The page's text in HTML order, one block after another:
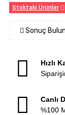
Stoktaki Ürünler
Sonuç
Hızlı
Canlı
%100